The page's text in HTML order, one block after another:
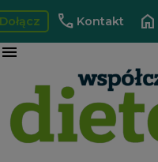
call Kontakt home
menu